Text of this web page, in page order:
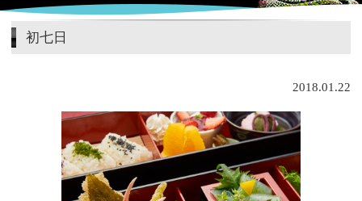
初七日
2018.01.22